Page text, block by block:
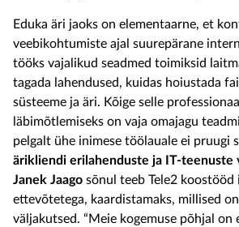
Eduka äri jaoks on elementaarne, et
veebikohtumiste ajal suurepärane
tööks vajalikud seadmed toimiksid
tagada lahendused, kuidas hoiustada
süsteeme ja äri. Kõige selle
läbimõtlemiseks on vaja omajagu
pelgalt ühe inimese töölauale ei pruugi
ärikliendi erilahenduste ja IT-teenuste
Janek Jaago sõnul teeb Tele2 koostööd
ettevõtetega, kaardistamaks, millised
väljakutsed. “Meie kogemuse põhjal